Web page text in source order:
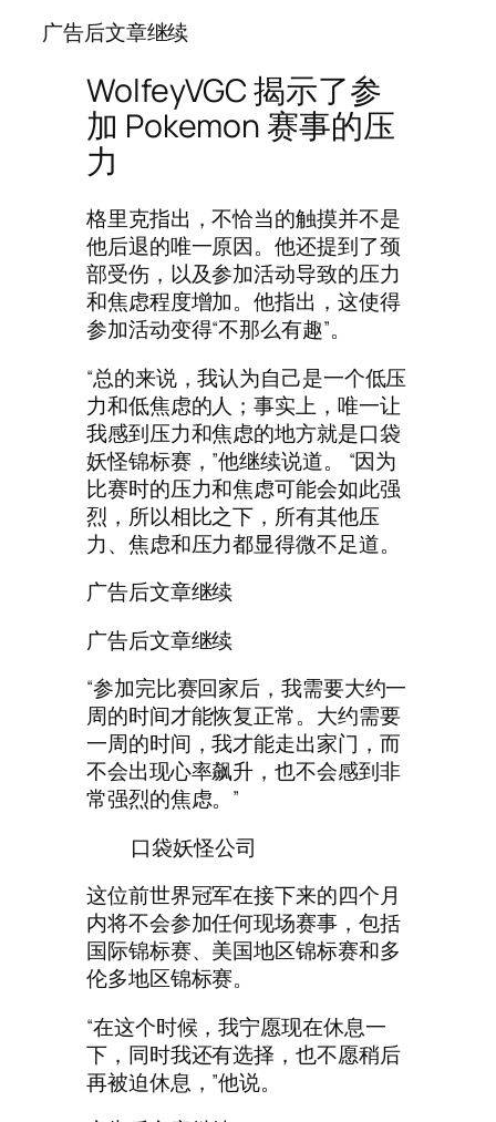
广告后文章继续
WolfeyVGC 揭示了参
加 Pokemon 赛事的压
力
格里克指出，不恰当的触摸并不是
他后退的唯一原因。他还提到了颈
部受伤，以及参加活动导致的压力
和焦虑程度增加。他指出，这使得
参加活动变得“不那么有趣”。
“总的来说，我认为自己是一个低压
力和低焦虑的人；事实上，唯一让
我感到压力和焦虑的地方就是口袋
妖怪锦标赛，”他继续说道。 “因为
比赛时的压力和焦虑可能会如此强
烈，所以相比之下，所有其他压
力、焦虑和压力都显得微不足道。
广告后文章继续
广告后文章继续
“参加完比赛回家后，我需要大约一
周的时间才能恢复正常。大约需要
一周的时间，我才能走出家门，而
不会出现心率飙升，也不会感到非
常强烈的焦虑。”
口袋妖怪公司
这位前世界冠军在接下来的四个月
内将不会参加任何现场赛事，包括
国际锦标赛、美国地区锦标赛和多
伦多地区锦标赛。
“在这个时候，我宁愿现在休息一
下，同时我还有选择，也不愿稍后
再被迫休息，”他说。